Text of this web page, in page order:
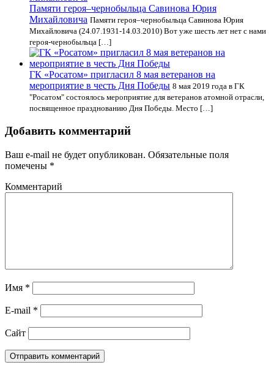
Памяти героя–чернобыльца Савинова Юрия
Михайловича Памяти героя–чернобыльца Савинова Юрия
Михайловича (24.07.1931-14.03.2010) Вот уже шесть лет нет с нами
героя-чернобыльца […]
ГК «Росатом» пригласил 8 мая ветеранов на
мероприятие в честь Дня Победы 8 мая 2019 года в ГК
"Росатом" состоялось мероприятие для ветеранов атомной отрасли,
посвященное празднованию Дня Победы. Место […]
Добавить комментарий
Ваш e-mail не будет опубликован. Обязательные поля
помечены *
Комментарий
Имя *
E-mail *
Сайт